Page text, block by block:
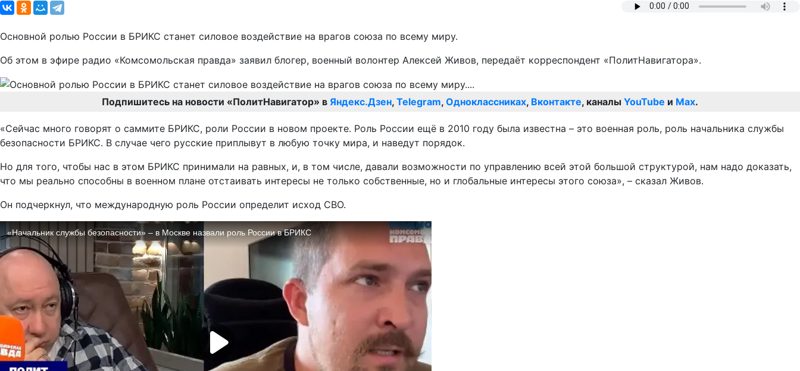
Основной ролью России в БРИКС станет силовое воздействие на врагов союза по всему миру.
Об этом в эфире радио «Комсомольская правда» заявил блогер, военный волонтер Алексей Живов, передаёт корреспондент «ПолитНавигатора».
Подпишитесь на новости «ПолитНавигатор» в Яндекс.Дзен, Telegram, Одноклассниках, Вконтакте, каналы YouTube и Max.
«Сейчас много говорят о саммите БРИКС, роли России в новом проекте. Роль России ещё в 2010 году была известна – это военная роль, роль начальника службы
безопасности БРИКС. В случае чего русские приплывут в любую точку мира, и наведут порядок.
Но для того, чтобы нас в этом БРИКС принимали на равных, и, в том числе, давали возможности по управлению всей этой большой структурой, нам надо доказать,
что мы реально способны в военном плане отстаивать интересы не только собственные, но и глобальные интересы этого союза», – сказал Живов.
Он подчеркнул, что международную роль России определит исход СВО.